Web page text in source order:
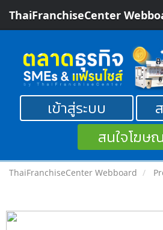
ThaiFranchiseCenter
เข้าสู่ระบบ
สนใจโฆษ
ThaiFranchiseCenter Webboard